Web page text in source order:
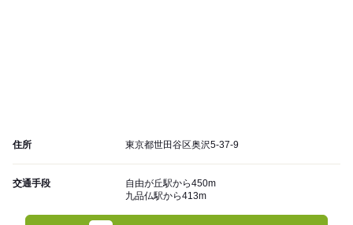
住所 東京都世田谷区奥沢5-37-9
交通手段
自由が丘駅から450m
九品仏駅から413m